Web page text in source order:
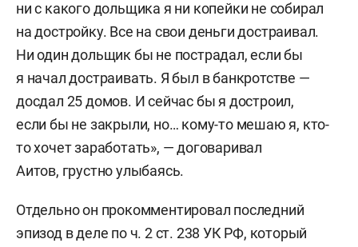
ни с какого дольщика я ни копейки не собирал
на достройку. Все на свои деньги достраивал.
Ни один дольщик бы не пострадал, если бы
я начал достраивать. Я был в банкротстве —
досдал 25 домов. И сейчас бы я достроил,
если бы не закрыли, но… кому-то мешаю я, кто-
то хочет заработать», — договаривал
Аитов, грустно улыбаясь.
Отдельно он прокомментировал последний
эпизод в деле по ч. 2 ст. 238 УК РФ, который